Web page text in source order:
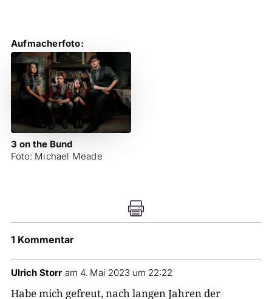
Aufmacherfoto:
3 on the Bund
Foto: Michael Meade

1 Kommentar
Ulrich Storr am 4. Mai 2023 um 22:22
Habe mich gefreut, nach langen Jahren der